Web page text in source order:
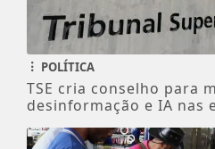
POLÍTICA
TSE cria conselho para
desinformação e IA nas